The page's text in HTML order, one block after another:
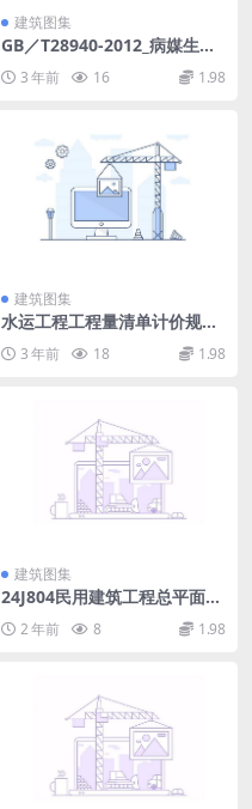
建筑图集
GB／T28940-2012_病媒生物
感染病原体采样规程 鼠类.p
df 3 年前 16 1.98
建筑图集
水运工程工程量清单计价规范J
3 年前 18 1.98
建筑图集
24J804民用建筑工程总平面初
步设计施工图设计深度图样.p
df 2 年前 8 1.98